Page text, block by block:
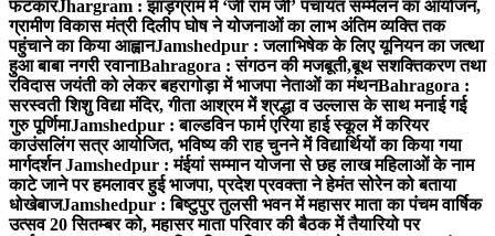
फटकारJhargram : झाड़ग्राम में ‘जी राम जी’ पंचायत सम्मेलन का आयोजन,
ग्रामीण विकास मंत्री दिलीप घोष ने योजनाओं का लाभ अंतिम व्यक्ति तक
पहुंचाने का किया आह्वानJamshedpur : जलाभिषेक के लिए यूनियन का जत्था
हुआ बाबा नगरी रवानाBahragora : संगठन की मजबूती,बूथ सशक्तिकरण तथा
रविदास जयंती को लेकर बहरागोड़ा में भाजपा नेताओं का मंथनBahragora :
सरस्वती शिशु विद्या मंदिर, गीता आश्रम में श्रद्धा व उल्लास के साथ मनाई गई
गुरु पूर्णिमाJamshedpur : बाल्डविन फार्म एरिया हाई स्कूल में करियर
काउंसलिंग सत्र आयोजित, भविष्य की राह चुनने में विद्यार्थियों का किया गया
मार्गदर्शनJamshedpur : मंईयां सम्मान योजना से छह लाख महिलाओं के नाम
काटे जाने पर हमलावर हुई भाजपा, प्रदेश प्रवक्ता ने हेमंत सोरेन को बताया
धोखेबाजJamshedpur : बिष्टुपुर तुलसी भवन में महासर माता का पंचम वार्षिक
उत्सव 20 सितम्बर को, महासर माता परिवार की बैठक में तैयारियो पर